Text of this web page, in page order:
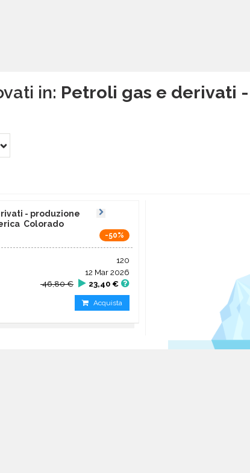
in: Petroli gas e derivati
- produzione
Colorado
-50%
120
12 Mar 2026
46,80 € 23,40 €
Acquista